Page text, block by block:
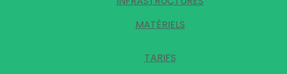
MATÉRIELS
TARIFS